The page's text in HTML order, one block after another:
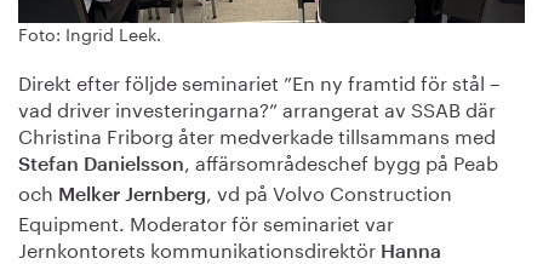
Foto: Ingrid Leek.
Direkt efter följde seminariet ”En ny framtid för stål –
vad driver investeringarna?” arrangerat av SSAB där
Christina Friborg åter medverkade tillsammans med
Stefan Danielsson
, affärsområdeschef bygg på Peab
och Melker Jernberg
, vd på Volvo Construction
Equipment. Moderator för seminariet var
Jernkontorets kommunikationsdirektör Hanna